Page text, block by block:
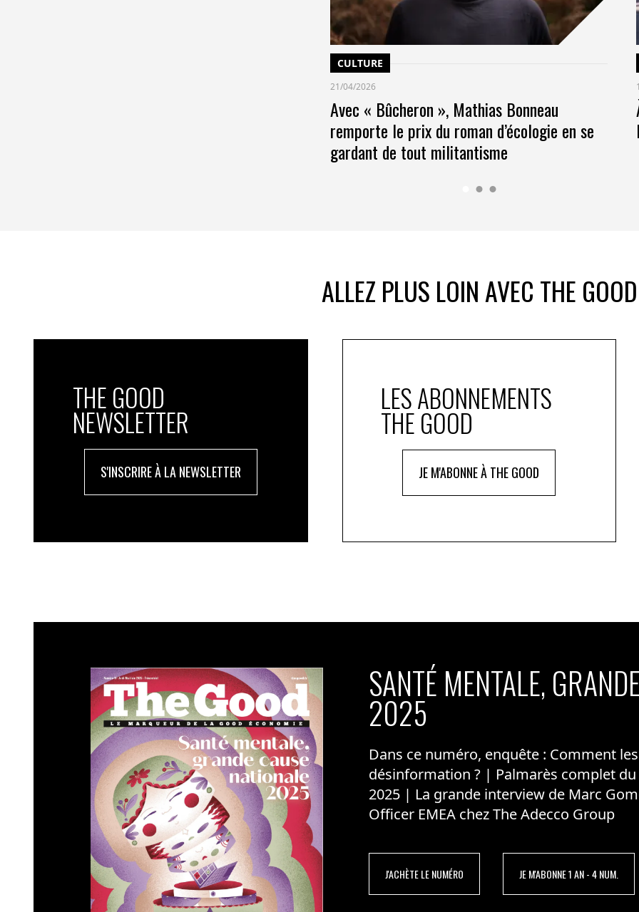
CULTURE
21/04/2026
Avec « Bûcheron », Mathias Bonneau
remporte le prix du roman d’écologie en se
gardant de tout militantisme
ALLEZ PLUS LOIN AVEC THE GOOD
THE GOOD
NEWSLETTER
S'INSCRIRE À LA NEWSLETTER
LES ABONNEMENTS
THE GOOD
JE M'ABONNE À THE GOOD
SANTÉ MENTALE,
2025
Dans ce numéro, enquête : Comment
désinformation ? | Palmarès complet
2025 | La grande interview de Marc
Officer EMEA chez The Adecco Group
J'ACHÈTE LE NUMÉRO JE M'ABONNE 1 AN - 4 NUM.